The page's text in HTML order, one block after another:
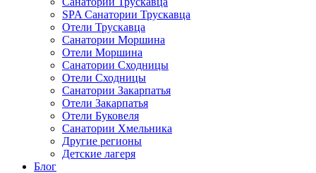
SPA Санатории Трускавца
Отели Трускавца
Санатории Моршина
Отели Моршина
Санатории Сходницы
Отели Сходницы
Санатории Закарпатья
Отели Закарпатья
Отели Буковеля
Санатории Хмельника
Другие регионы
Детские лагеря
Блог